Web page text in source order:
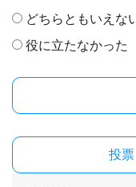
どちらともいえな
役に立たなかった
投